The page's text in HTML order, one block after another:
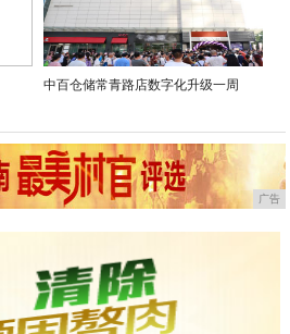
中百仓储常青路店数字化升级一周
广告